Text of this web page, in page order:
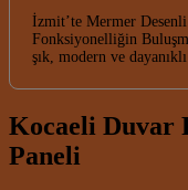
İzmit’te Mermer
Fonksiyonelliğin
şık, modern ve
Kocaeli Duvar
Paneli